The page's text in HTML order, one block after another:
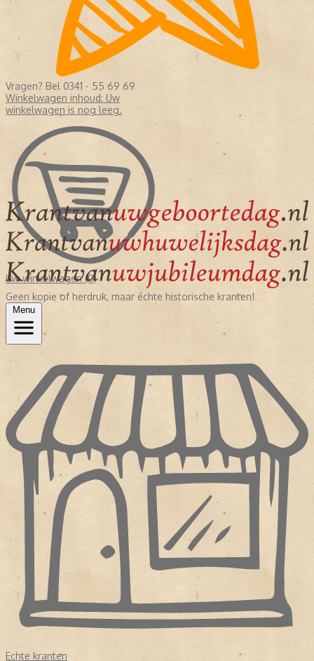
Vragen? Bel 0341 - 55 69 69
Winkelwagen inhoud: Uw
winkelwagen is nog leeg.
Uw winkelwagen (0)
Geen kopie of herdruk, maar échte historische kranten!
Menu
Echte kranten